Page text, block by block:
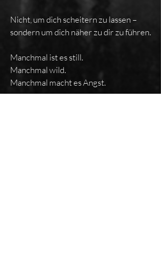
Nicht, um dich scheitern zu lassen –
sondern um dich näher zu dir zu führen.
Manchmal ist es still.
Manchmal wild.
Manchmal macht es Angst.